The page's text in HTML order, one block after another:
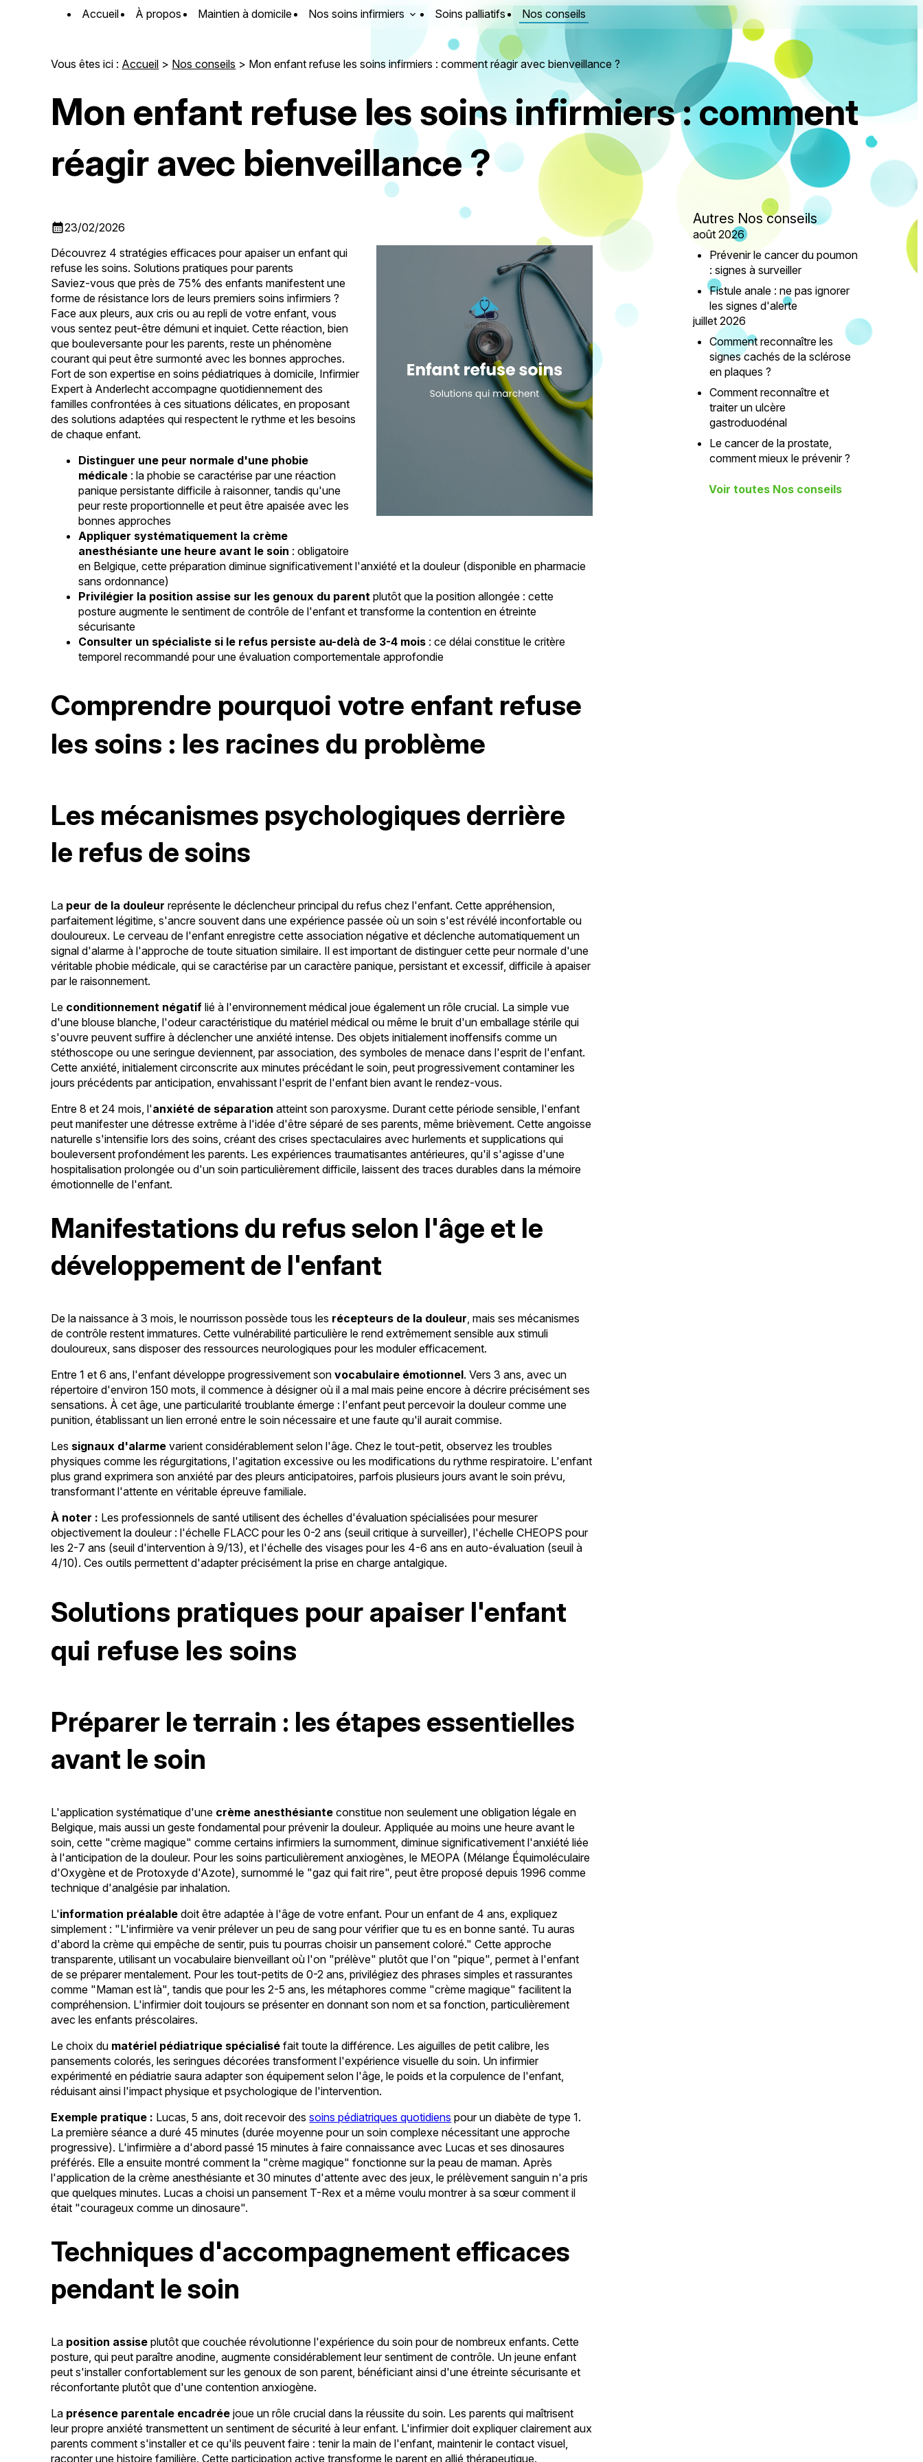
Accueil À propos Maintien à domicile Nos soins infirmiers Soins palliatifs Nos conseils
Vous êtes ici : Accueil > Nos conseils > Mon enfant refuse les soins infirmiers : comment réagir avec bienveillance ?
Mon enfant refuse les soins infirmiers : comment
réagir avec bienveillance ?
calendar_month23/02/2026
Découvrez 4 stratégies efficaces pour apaiser un enfant qui
refuse les soins. Solutions pratiques pour parents
Saviez-vous que près de 75% des enfants manifestent une
forme de résistance lors de leurs premiers soins infirmiers ?
Face aux pleurs, aux cris ou au repli de votre enfant, vous
vous sentez peut-être démuni et inquiet. Cette réaction, bien
que bouleversante pour les parents, reste un phénomène
courant qui peut être surmonté avec les bonnes approches.
Fort de son expertise en soins pédiatriques à domicile, Infirmier
Expert à Anderlecht accompagne quotidiennement des
familles confrontées à ces situations délicates, en proposant
des solutions adaptées qui respectent le rythme et les besoins
de chaque enfant.
Distinguer une peur normale d'une phobie
médicale : la phobie se caractérise par une réaction
panique persistante difficile à raisonner, tandis qu'une
peur reste proportionnelle et peut être apaisée avec les
bonnes approches
Appliquer systématiquement la crème
anesthésiante une heure avant le soin : obligatoire
en Belgique, cette préparation diminue significativement l'anxiété et la douleur (disponible en pharmacie
sans ordonnance)
Privilégier la position assise sur les genoux du parent plutôt que la position allongée : cette
posture augmente le sentiment de contrôle de l'enfant et transforme la contention en étreinte
sécurisante
Consulter un spécialiste si le refus persiste au-delà de 3-4 mois : ce délai constitue le critère
temporel recommandé pour une évaluation comportementale approfondie
Comprendre pourquoi votre enfant refuse
les soins : les racines du problème
Les mécanismes psychologiques derrière
le refus de soins
La peur de la douleur représente le déclencheur principal du refus chez l'enfant. Cette appréhension,
parfaitement légitime, s'ancre souvent dans une expérience passée où un soin s'est révélé inconfortable ou
douloureux. Le cerveau de l'enfant enregistre cette association négative et déclenche automatiquement un
signal d'alarme à l'approche de toute situation similaire. Il est important de distinguer cette peur normale d'une
véritable phobie médicale, qui se caractérise par un caractère panique, persistant et excessif, difficile à apaiser
par le raisonnement.
Le conditionnement négatif lié à l'environnement médical joue également un rôle crucial. La simple vue
d'une blouse blanche, l'odeur caractéristique du matériel médical ou même le bruit d'un emballage stérile qui
s'ouvre peuvent suffire à déclencher une anxiété intense. Des objets initialement inoffensifs comme un
stéthoscope ou une seringue deviennent, par association, des symboles de menace dans l'esprit de l'enfant.
Cette anxiété, initialement circonscrite aux minutes précédant le soin, peut progressivement contaminer les
jours précédents par anticipation, envahissant l'esprit de l'enfant bien avant le rendez-vous.
Entre 8 et 24 mois, l'anxiété de séparation atteint son paroxysme. Durant cette période sensible, l'enfant
peut manifester une détresse extrême à l'idée d'être séparé de ses parents, même brièvement. Cette angoisse
naturelle s'intensifie lors des soins, créant des crises spectaculaires avec hurlements et supplications qui
bouleversent profondément les parents. Les expériences traumatisantes antérieures, qu'il s'agisse d'une
hospitalisation prolongée ou d'un soin particulièrement difficile, laissent des traces durables dans la mémoire
émotionnelle de l'enfant.
Manifestations du refus selon l'âge et le
développement de l'enfant
De la naissance à 3 mois, le nourrisson possède tous les récepteurs de la douleur, mais ses mécanismes
de contrôle restent immatures. Cette vulnérabilité particulière le rend extrêmement sensible aux stimuli
douloureux, sans disposer des ressources neurologiques pour les moduler efficacement.
Entre 1 et 6 ans, l'enfant développe progressivement sonvocabulaire émotionnel. Vers 3 ans, avec un
répertoire d'environ 150 mots, il commence à désigner où il a mal mais peine encore à décrire précisément ses
sensations. À cet âge, une particularité troublante émerge : l'enfant peut percevoir la douleur comme une
punition, établissant un lien erroné entre le soin nécessaire et une faute qu'il aurait commise.
Les signaux d'alarme varient considérablement selon l'âge. Chez le tout-petit, observez les troubles
physiques comme les régurgitations, l'agitation excessive ou les modifications du rythme respiratoire. L'enfant
plus grand exprimera son anxiété par des pleurs anticipatoires, parfois plusieurs jours avant le soin prévu,
transformant l'attente en véritable épreuve familiale.
À noter : Les professionnels de santé utilisent des échelles d'évaluation spécialisées pour mesurer
objectivement la douleur : l'échelle FLACC pour les 0-2 ans (seuil critique à surveiller), l'échelle CHEOPS pour
les 2-7 ans (seuil d'intervention à 9/13), et l'échelle des visages pour les 4-6 ans en auto-évaluation (seuil à
4/10). Ces outils permettent d'adapter précisément la prise en charge antalgique.
Solutions pratiques pour apaiser l'enfant
qui refuse les soins
Préparer le terrain : les étapes essentielles
avant le soin
L'application systématique d'une crème anesthésiante constitue non seulement une obligation légale en
Belgique, mais aussi un geste fondamental pour prévenir la douleur. Appliquée au moins une heure avant le
soin, cette "crème magique" comme certains infirmiers la surnomment, diminue significativement l'anxiété liée
à l'anticipation de la douleur. Pour les soins particulièrement anxiogènes, le MEOPA (Mélange Équimoléculaire
d'Oxygène et de Protoxyde d'Azote), surnommé le "gaz qui fait rire", peut être proposé depuis 1996 comme
technique d'analgésie par inhalation.
L'information préalable doit être adaptée à l'âge de votre enfant. Pour un enfant de 4 ans, expliquez
simplement : "L'infirmière va venir prélever un peu de sang pour vérifier que tu es en bonne santé. Tu auras
d'abord la crème qui empêche de sentir, puis tu pourras choisir un pansement coloré." Cette approche
transparente, utilisant un vocabulaire bienveillant où l'on "prélève" plutôt que l'on "pique", permet à l'enfant
de se préparer mentalement. Pour les tout-petits de 0-2 ans, privilégiez des phrases simples et rassurantes
comme "Maman est là", tandis que pour les 2-5 ans, les métaphores comme "crème magique" facilitent la
compréhension. L'infirmier doit toujours se présenter en donnant son nom et sa fonction, particulièrement
avec les enfants préscolaires.
Le choix du matériel pédiatrique spécialisé fait toute la différence. Les aiguilles de petit calibre, les
pansements colorés, les seringues décorées transforment l'expérience visuelle du soin. Un infirmier
expérimenté en pédiatrie saura adapter son équipement selon l'âge, le poids et la corpulence de l'enfant,
réduisant ainsi l'impact physique et psychologique de l'intervention.
Exemple pratique : Lucas, 5 ans, doit recevoir dessoins pédiatriques quotidiens pour un diabète de type 1.
La première séance a duré 45 minutes (durée moyenne pour un soin complexe nécessitant une approche
progressive). L'infirmière a d'abord passé 15 minutes à faire connaissance avec Lucas et ses dinosaures
préférés. Elle a ensuite montré comment la "crème magique" fonctionne sur la peau de maman. Après
l'application de la crème anesthésiante et 30 minutes d'attente avec des jeux, le prélèvement sanguin n'a pris
que quelques minutes. Lucas a choisi un pansement T-Rex et a même voulu montrer à sa sœur comment il
était "courageux comme un dinosaure".
Techniques d'accompagnement efficaces
pendant le soin
La position assise plutôt que couchée révolutionne l'expérience du soin pour de nombreux enfants. Cette
posture, qui peut paraître anodine, augmente considérablement leur sentiment de contrôle. Un jeune enfant
peut s'installer confortablement sur les genoux de son parent, bénéficiant ainsi d'une étreinte sécurisante et
réconfortante plutôt que d'une contention anxiogène.
La présence parentale encadrée joue un rôle crucial dans la réussite du soin. Les parents qui maîtrisent
leur propre anxiété transmettent un sentiment de sécurité à leur enfant. L'infirmier doit expliquer clairement aux
parents comment s'installer et ce qu'ils peuvent faire : tenir la main de l'enfant, maintenir le contact visuel,
raconter une histoire familière. Cette participation active transforme le parent en allié thérapeutique.
Autres Nos conseils
août 2026
Prévenir le cancer du poumon
: signes à surveiller
Fistule anale : ne pas ignorer
les signes d'alerte
juillet 2026
Comment reconnaître les
signes cachés de la sclérose
en plaques ?
Comment reconnaître et
traiter un ulcère
gastroduodénal
Le cancer de la prostate,
comment mieux le prévenir ?
Voir toutes Nos conseils
Panneau de gestion des cookies